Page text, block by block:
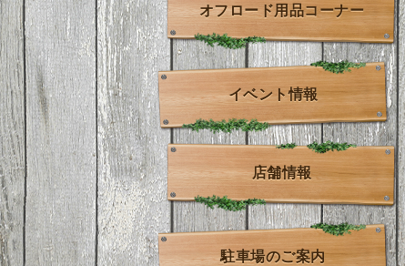
オフロード用品コーナー
イベント情報
店舗情報
駐車場のご案内